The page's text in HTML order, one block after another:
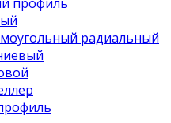
радиальный